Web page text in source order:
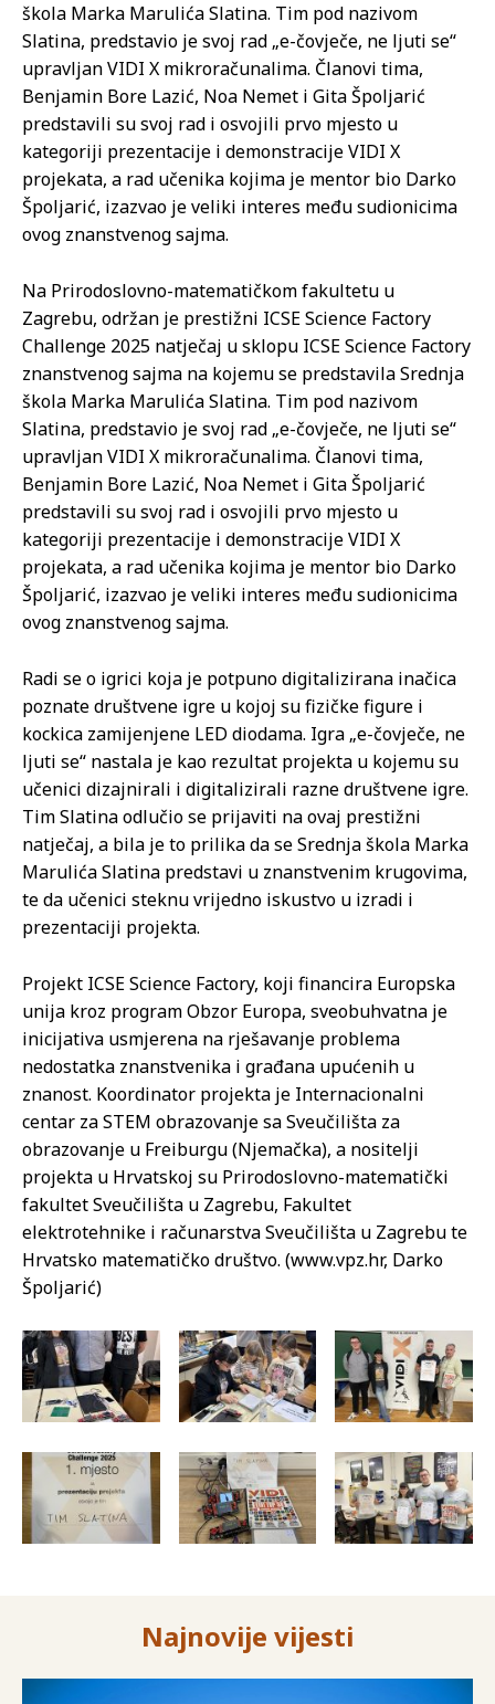
škola Marka Marulića Slatina. Tim pod nazivom
Slatina, predstavio je svoj rad „e-čovječe, ne ljuti se“
upravljan VIDI X mikroračunalima. Članovi tima,
Benjamin Bore Lazić, Noa Nemet i Gita Špoljarić
predstavili su svoj rad i osvojili prvo mjesto u
kategoriji prezentacije i demonstracije VIDI X
projekata, a rad učenika kojima je mentor bio Darko
Špoljarić, izazvao je veliki interes među sudionicima
ovog znanstvenog sajma.
Na Prirodoslovno-matematičkom fakultetu u
Zagrebu, održan je prestižni ICSE Science Factory
Challenge 2025 natječaj u sklopu ICSE Science Factory
znanstvenog sajma na kojemu se predstavila Srednja
škola Marka Marulića Slatina. Tim pod nazivom
Slatina, predstavio je svoj rad „e-čovječe, ne ljuti se“
upravljan VIDI X mikroračunalima. Članovi tima,
Benjamin Bore Lazić, Noa Nemet i Gita Špoljarić
predstavili su svoj rad i osvojili prvo mjesto u
kategoriji prezentacije i demonstracije VIDI X
projekata, a rad učenika kojima je mentor bio Darko
Špoljarić, izazvao je veliki interes među sudionicima
ovog znanstvenog sajma.
Radi se o igrici koja je potpuno digitalizirana inačica
poznate društvene igre u kojoj su fizičke figure i
kockica zamijenjene LED diodama. Igra „e-čovječe, ne
ljuti se“ nastala je kao rezultat projekta u kojemu su
učenici dizajnirali i digitalizirali razne društvene igre.
Tim Slatina odlučio se prijaviti na ovaj prestižni
natječaj, a bila je to prilika da se Srednja škola Marka
Marulića Slatina predstavi u znanstvenim krugovima,
te da učenici steknu vrijedno iskustvo u izradi i
prezentaciji projekta.
Projekt ICSE Science Factory, koji financira Europska
unija kroz program Obzor Europa, sveobuhvatna je
inicijativa usmjerena na rješavanje problema
nedostatka znanstvenika i građana upućenih u
znanost. Koordinator projekta je Internacionalni
centar za STEM obrazovanje sa Sveučilišta za
obrazovanje u Freiburgu (Njemačka), a nositelji
projekta u Hrvatskoj su Prirodoslovno-matematički
fakultet Sveučilišta u Zagrebu, Fakultet
elektrotehnike i računarstva Sveučilišta u Zagrebu te
Hrvatsko matematičko društvo. (www.vpz.hr, Darko
Špoljarić)
Najnovije vijesti